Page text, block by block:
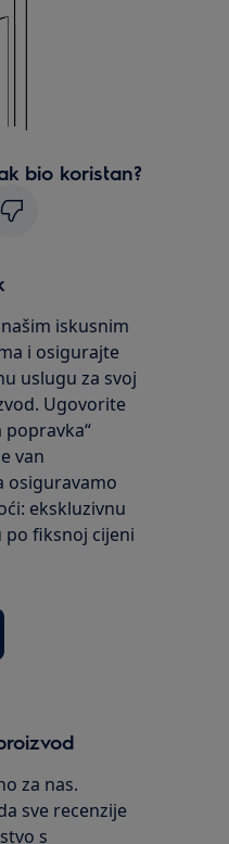
bio koristan?
iskusnim
i osigurajte
uslugu za svoj
Ugovorite
popravka“
van
osiguravamo
ekskluzivnu
fiksnoj cijeni
za nas.
sve recenzije
s